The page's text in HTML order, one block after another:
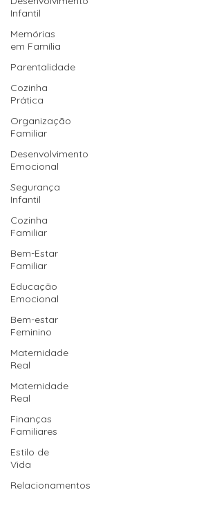
Infantil
Memórias
em Família
Parentalidade
Cozinha
Prática
Organização
Familiar
Desenvolvimento
Emocional
Segurança
Infantil
Cozinha
Familiar
Bem-Estar
Familiar
Educação
Emocional
Bem-estar
Feminino
Maternidade
Real
Maternidade
Real
Finanças
Familiares
Estilo de
Vida
Relacionamentos